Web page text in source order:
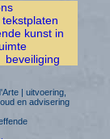
kunst in
beveiliging
| uitvoering,
en advisering